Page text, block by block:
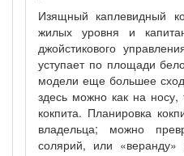
Изящный каплевидный
жилых уровня и
джойстикового
уступает по площади
модели еще большее
здесь можно как на
кокпита. Планировка
владельца; можно
солярий, или